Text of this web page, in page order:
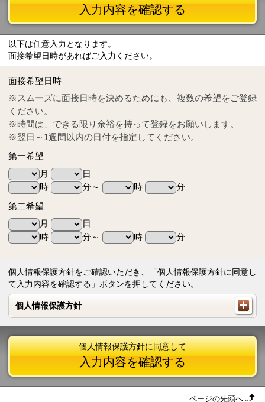
Tel
0570-55-0314
入力内容を確認する
以下は任意入力となります。
面接希望日時があればご入力ください。
面接希望日時
※スムーズに面接日時を決めるためにも、複数の希望をご登録
ください。
※時間は、できる限り余裕を持って登録をお願いします。
※翌日～1週間以内の日付を指定してください。
第一希望
月
日
時
分～ 時
分
第二希望
月
日
時
分～ 時 分
個人情報保護方針をご確認いただき、「個人情報保護方針に同意し
て入力内容を確認する」ボタンを押してください。
個人情報保護方針
個人情報保護方針
個人情報保護方針に同意して
入力内容を確認する
ページの先頭へ